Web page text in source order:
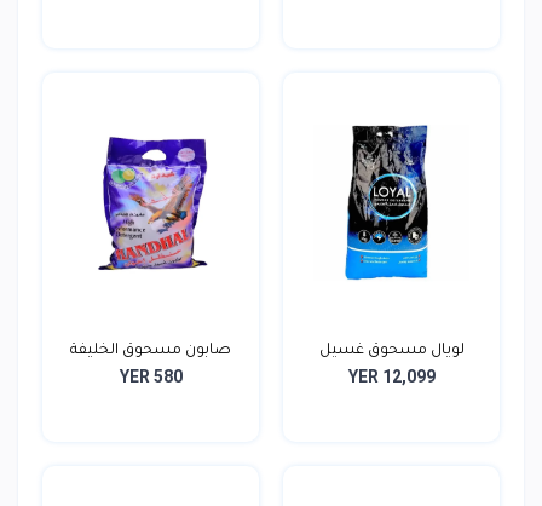
لويال مسحوق غسيل
الملاب...
YER 12,099
صابون مسحوق الخليفة
700...
YER 580